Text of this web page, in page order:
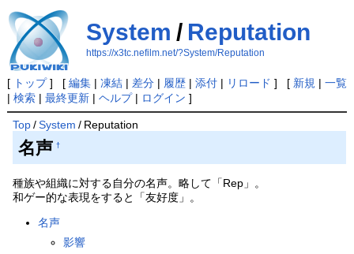
System / Reputation
https://x3tc.nefilm.net/?System/Reputation
[ トップ] [ 編集| 凍結| 差分| 履歴| 添付| リロード ] [ 新規 | 一覧
| 検索| 最終更新| ヘルプ| ログイン ]
Top/System / Reputation
名声 †
種族や組織に対する自分の名声。略して「Rep」。
和ゲー的な表現をすると「友好度」。
名声
影響